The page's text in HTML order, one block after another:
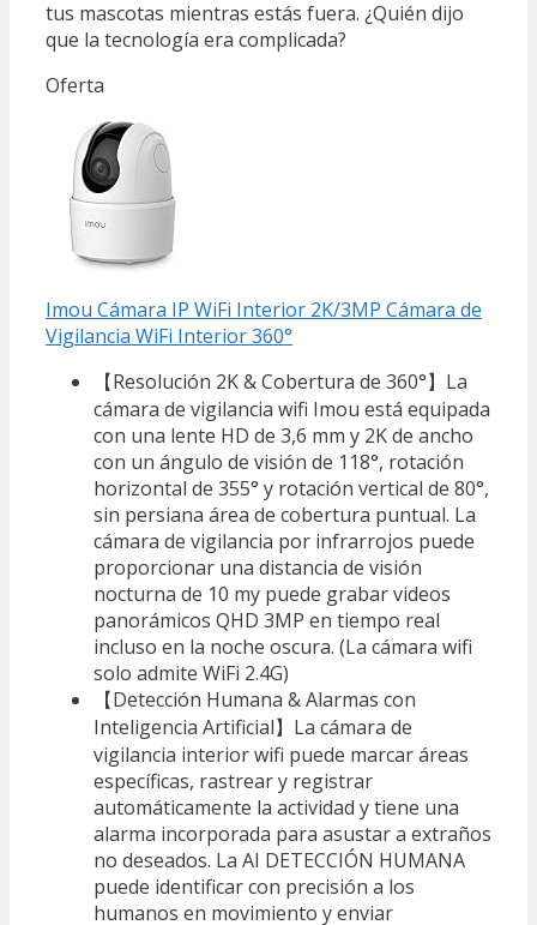
tus mascotas mientras estás fuera. ¿Quién dijo
que la tecnología era complicada?
Oferta
Imou Cámara IP WiFi Interior 2K/3MP Cámara de
Vigilancia WiFi Interior 360°
【Resolución 2K & Cobertura de 360​​°】La
cámara de vigilancia wifi Imou está equipada
con una lente HD de 3,6 mm y 2K de ancho
con un ángulo de visión de 118°, rotación
horizontal de 355° y rotación vertical de 80°,
sin persiana área de cobertura puntual. La
cámara de vigilancia por infrarrojos puede
proporcionar una distancia de visión
nocturna de 10 my puede grabar videos
panorámicos QHD 3MP en tiempo real
incluso en la noche oscura. (La cámara wifi
solo admite WiFi 2.4G)
【Detección Humana & Alarmas con
Inteligencia Artificial】La cámara de
vigilancia interior wifi puede marcar áreas
específicas, rastrear y registrar
automáticamente la actividad y tiene una
alarma incorporada para asustar a extraños
no deseados. La AI DETECCIÓN HUMANA
puede identificar con precisión a los
humanos en movimiento y enviar